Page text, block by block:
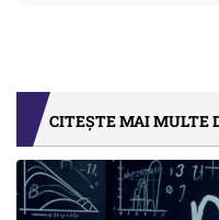
CITEȘTE MAI MULTE